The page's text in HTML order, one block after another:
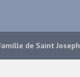
de Saint Joseph